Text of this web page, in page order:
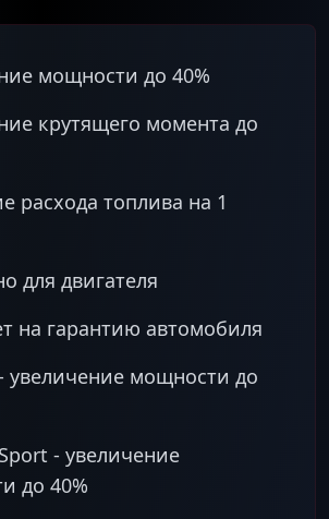
мощности до 40%
крутящего момента до
расхода топлива на 1
для двигателя
на гарантию автомобиля
увеличение мощности до
- увеличение
до 40%